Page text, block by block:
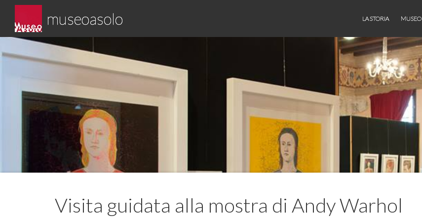
Skip
content
museoasolo
Asolo museo diffuso
LA STORIA MUSEO
Visita guidata alla mostra di Andy Warhol